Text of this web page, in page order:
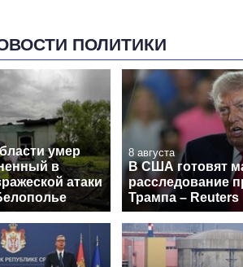
ПОЛИТИКИ
умер
в
атаки
8 августа
В США готовят
расследование
Трампа – Reuters